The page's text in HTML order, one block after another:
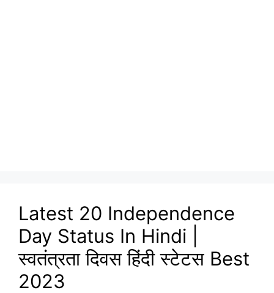
Latest 20 Independence
Day Status In Hindi |
स्वतंत्रता दिवस हिंदी स्टेटस Best
2023